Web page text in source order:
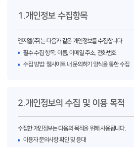
1.개인정보 수집항목
엔지엘(주)는 다음과 같은 개인정보를 수집합니다.
필수 수집 항목: 이름, 이메일 주소, 전화번호
수집 방법: 웹사이트 내 문의하기 양식을 통한 수집
2.개인정보의 수집 및 이용 목적
수집한 개인정보는 다음의 목적을 위해 사용됩니다.
이용자 문의사항 확인 및 응대